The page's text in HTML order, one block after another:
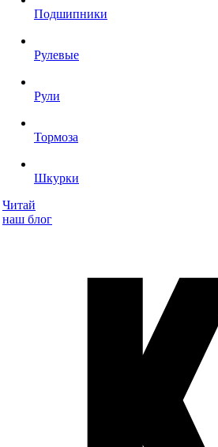
Подшипники
Рулевые
Рули
Тормоза
Шкурки
Читай
наш блог